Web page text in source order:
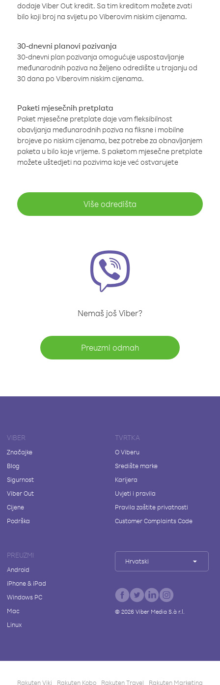
dodaje Viber Out kredit. Sa tim kreditom možete zvati
bilo koji broj na svijetu po Viberovim niskim cijenama.
30-dnevni planovi pozivanja
30-dnevni plan pozivanja omogućuje uspostavljanje
međunarodnih poziva na željeno odredište u trajanju od
30 dana po Viberovim niskim cijenama.
Paketi mjesečnih pretplata
Paket mjesečne pretplate daje vam fleksibilnost
obavljanja međunarodnih poziva na fiksne i mobilne
brojeve po niskim cijenama, bez potrebe za obnavljanjem
paketa u bilo koje vrijeme. S paketom mjesečne pretplate
možete uštedjeti na pozivima koje već ostvarujete
Više odredišta
Nemaš još Viber?
Preuzmi odmah
VIBER
Značajke
Blog
Sigurnost
Viber Out
Cijene
Podrška
TVRTKA
O Viberu
Središte marke
Karijera
Uvjeti i pravila
Pravila zaštite privatnosti
Customer Complaints Code
PREUZMI
Android
iPhone & iPad
Windows PC
Mac
Linux
Hrvatski
© 2026Viber Media S.à r.l.
Rakuten Viki Rakuten Kobo Rakuten Travel Rakuten Marketing